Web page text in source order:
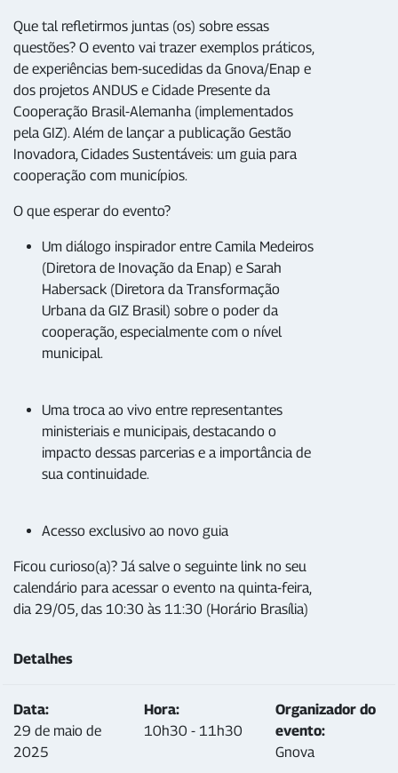
Que tal refletirmos juntas (os) sobre essas
questões? O evento vai trazer exemplos práticos,
de experiências bem-sucedidas da Gnova/Enap e
dos projetos ANDUS e Cidade Presente da
Cooperação Brasil-Alemanha (implementados
pela GIZ). Além de lançar a publicação Gestão
Inovadora, Cidades Sustentáveis: um guia para
cooperação com municípios.
O que esperar do evento?
Um diálogo inspirador entre Camila Medeiros
(Diretora de Inovação da Enap) e Sarah
Habersack (Diretora da Transformação
Urbana da GIZ Brasil) sobre o poder da
cooperação, especialmente com o nível
municipal.
Uma troca ao vivo entre representantes
ministeriais e municipais, destacando o
impacto dessas parcerias e a importância de
sua continuidade.
Acesso exclusivo ao novo guia
Ficou curioso(a)? Já salve o seguinte link no seu
calendário para acessar o evento na quinta-feira,
dia 29/05, das 10:30 às 11:30 (Horário Brasília)
Detalhes
Data:
29 de maio de
2025
Hora:
10h30 - 11h30
Organizador do
evento:
Gnova